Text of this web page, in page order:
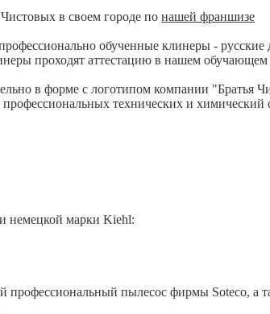
в своем городе по нашей франшизе
обученные клинеры - русские
проходят аттестацию в нашем обучающем
в форме с логотипом компании "Братья
технических и химический
немецкой марки Kiehl:
профессиональный пылесос фирмы Soteco,